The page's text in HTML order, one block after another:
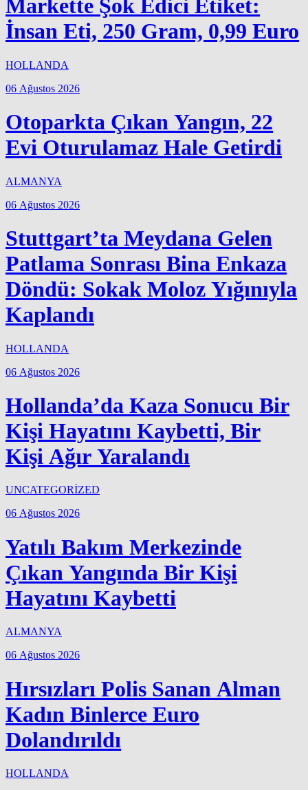
Markette Şok Edici Etiket:
İnsan Eti, 250 Gram, 0,99 Euro
HOLLANDA
06 Ağustos 2026
Otoparkta Çıkan Yangın, 22
Evi Oturulamaz Hale Getirdi
ALMANYA
06 Ağustos 2026
Stuttgart’ta Meydana Gelen
Patlama Sonrası Bina Enkaza
Döndü: Sokak Moloz Yığınıyla
Kaplandı
HOLLANDA
06 Ağustos 2026
Hollanda’da Kaza Sonucu Bir
Kişi Hayatını Kaybetti, Bir
Kişi Ağır Yaralandı
UNCATEGORİZED
06 Ağustos 2026
Yatılı Bakım Merkezinde
Çıkan Yangında Bir Kişi
Hayatını Kaybetti
ALMANYA
06 Ağustos 2026
Hırsızları Polis Sanan Alman
Kadın Binlerce Euro
Dolandırıldı
HOLLANDA